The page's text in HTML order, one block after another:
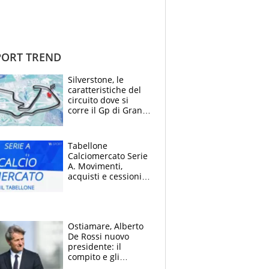
TREND
Silverstone, le
caratteristiche del
circuito dove si
corre il Gp di Gran
Tabellone
Calciomercato Serie
A. Movimenti,
acquisti e cessioni:
Ostiamare, Alberto
De Rossi nuovo
presidente: il
compito e gli